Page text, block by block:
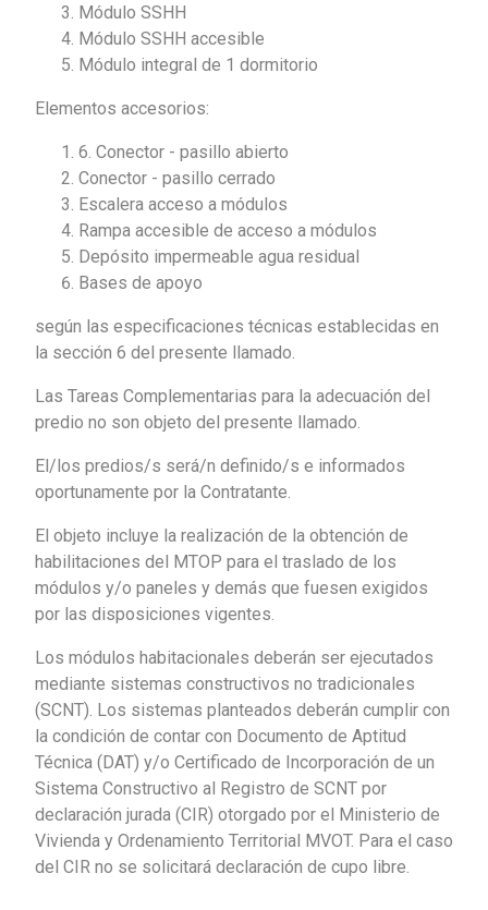
Módulo SSHH
Módulo SSHH accesible
Módulo integral de 1 dormitorio
Elementos accesorios:
6. Conector - pasillo abierto
Conector - pasillo cerrado
Escalera acceso a módulos
Rampa accesible de acceso a módulos
Depósito impermeable agua residual
Bases de apoyo
según las especificaciones técnicas establecidas en
la sección 6 del presente llamado.
Las Tareas Complementarias para la adecuación del
predio no son objeto del presente llamado.
El/los predios/s será/n definido/s e informados
oportunamente por la Contratante.
El objeto incluye la realización de la obtención de
habilitaciones del MTOP para el traslado de los
módulos y/o paneles y demás que fuesen exigidos
por las disposiciones vigentes.
Los módulos habitacionales deberán ser ejecutados
mediante sistemas constructivos no tradicionales
(SCNT). Los sistemas planteados deberán cumplir con
la condición de contar con Documento de Aptitud
Técnica (DAT) y/o Certificado de Incorporación de un
Sistema Constructivo al Registro de SCNT por
declaración jurada (CIR) otorgado por el Ministerio de
Vivienda y Ordenamiento Territorial MVOT. Para el caso
del CIR no se solicitará declaración de cupo libre.